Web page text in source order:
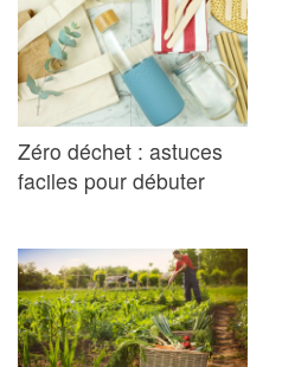
Zéro déchet : astuces
faciles pour débuter